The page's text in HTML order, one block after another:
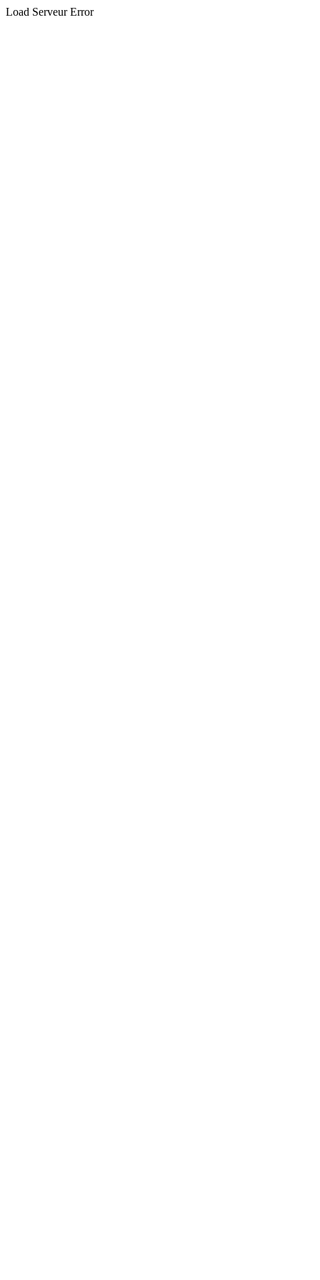
Load Serveur Error